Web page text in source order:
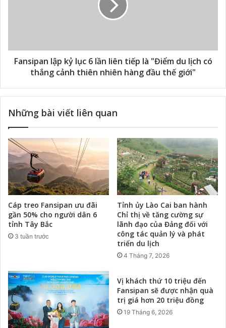
Fansipan lập kỷ lục 6 lần liên tiếp là "Điểm du lịch có
thắng cảnh thiên nhiên hàng đầu thế giới"
Những bài viết liên quan
Cáp treo Fansipan ưu đãi
gần 50% cho người dân 6
tỉnh Tây Bắc
3 tuần trước
Tỉnh ủy Lào Cai ban hành
Chỉ thị về tăng cường sự
lãnh đạo của Đảng đối với
công tác quản lý và phát
triển du lịch
4 Tháng 7, 2026
Vị khách thứ 10 triệu đến
Fansipan sẽ được nhận quà
trị giá hơn 20 triệu đồng
19 Tháng 6, 2026